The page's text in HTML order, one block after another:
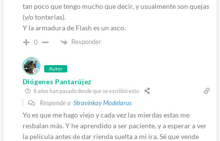
tan poco que tengo mucho que decir, y usualmente son quejas
(y/o tonterías).
Y la armadura de Flash es un asco.
0 Responder
Autor
Diógenes Pantarújez
8 años han pasado desde que se escribió esto
Responde a Stravinkay Modelarus
Yo es que me hago viejo y cada vez las mierdas estas me
resbalan más. Y he aprendido a ser paciente, y a esperar a ver
la película antes de dar rienda suelta a mi ira. Sé que vende